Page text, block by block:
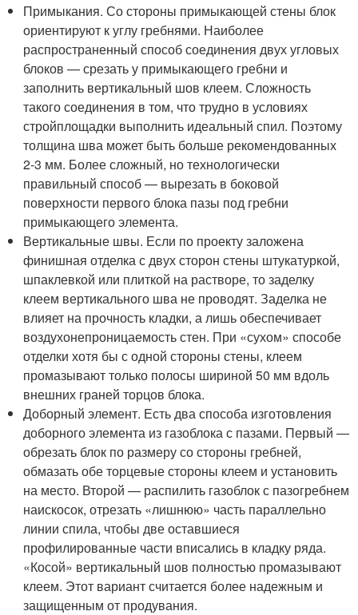
Примыкания. Со стороны примыкающей стены блок
ориентируют к углу гребнями. Наиболее
распространенный способ соединения двух угловых
блоков — срезать у примыкающего гребни и
заполнить вертикальный шов клеем. Сложность
такого соединения в том, что трудно в условиях
стройплощадки выполнить идеальный спил. Поэтому
толщина шва может быть больше рекомендованных
2-3 мм. Более сложный, но технологически
правильный способ — вырезать в боковой
поверхности первого блока пазы под гребни
примыкающего элемента.
Вертикальные швы. Если по проекту заложена
финишная отделка с двух сторон стены штукатуркой,
шпаклевкой или плиткой на растворе, то заделку
клеем вертикального шва не проводят. Заделка не
влияет на прочность кладки, а лишь обеспечивает
воздухонепроницаемость стен. При «сухом» способе
отделки хотя бы с одной стороны стены, клеем
промазывают только полосы шириной 50 мм вдоль
внешних граней торцов блока.
Доборный элемент. Есть два способа изготовления
доборного элемента из газоблока с пазами. Первый —
обрезать блок по размеру со стороны гребней,
обмазать обе торцевые стороны клеем и установить
на место. Второй — распилить газоблок с пазогребнем
наискосок, отрезать «лишнюю» часть параллельно
линии спила, чтобы две оставшиеся
профилированные части вписались в кладку ряда.
«Косой» вертикальный шов полностью промазывают
клеем. Этот вариант считается более надежным и
защищенным от продувания.